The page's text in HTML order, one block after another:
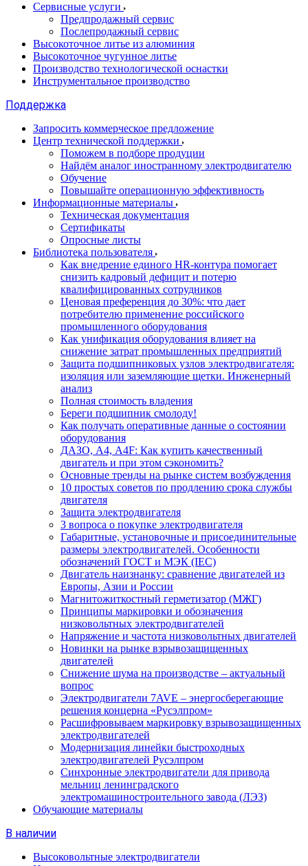
Сервисные услуги
Предпродажный сервис
Послепродажный сервис
Высокоточное литье из алюминия
Высокоточное чугунное литье
Производство технологической оснастки
Инструментальное производство
Поддержка
Запросить коммерческое предложение
Центр технической поддержки
Поможем в подборе продуции
Найдём аналог иностранному электродвигателю
Обучение
Повышайте операционную эффективность
Информационные материалы
Техническая документация
Сертификаты
Опросные листы
Библиотека пользователя
Как внедрение единого HR-контура помогает
снизить кадровый дефицит и потерю
квалифицированных сотрудников
Ценовая преференция до 30%: что дает
потребителю применение российского
промышленного оборудования
Как унификация оборудования влияет на
снижение затрат промышленных предприятий
Защита подшипниковых узлов электродвигателя:
изоляция или заземляющие щетки. Инженерный
анализ
Полная стоимость владения
Береги подшипник смолоду!
Как получать оперативные данные о состоянии
оборудования
ДАЗО, А4, А4F: Как купить качественный
двигатель и при этом сэкономить?
Основные тренды на рынке систем возбуждения
10 простых советов по продлению срока службы
двигателя
Защита электродвигателя
3 вопроса о покупке электродвигателя
Габаритные, установочные и присоединительные
размеры электродвигателей. Особенности
обозначений ГОСТ и МЭК (IEC)
Двигатель наизнанку: сравнение двигателей из
Европы, Азии и России
Магнитожиткостный герметизатор (МЖГ)
Принципы маркировки и обозначения
низковольтных электродвигателей
Напряжение и частота низковольтных двигателей
Новинки на рынке взрывозащищенных
двигателей
Снижение шума на производстве – актуальный
вопрос
Электродвигатели 7AVE – энергосберегающие
решения концерна «Русэлпром»
Расшифровываем маркировку взрывозащищенных
электродвигателей
Модернизация линейки быстроходных
электродвигателей Русэлпром
Синхронные электродвигатели для привода
мельниц ленинградского
электромашиностроительного завода (ЛЭЗ)
Обучающие материалы
В наличии
Высоковольтные электродвигатели